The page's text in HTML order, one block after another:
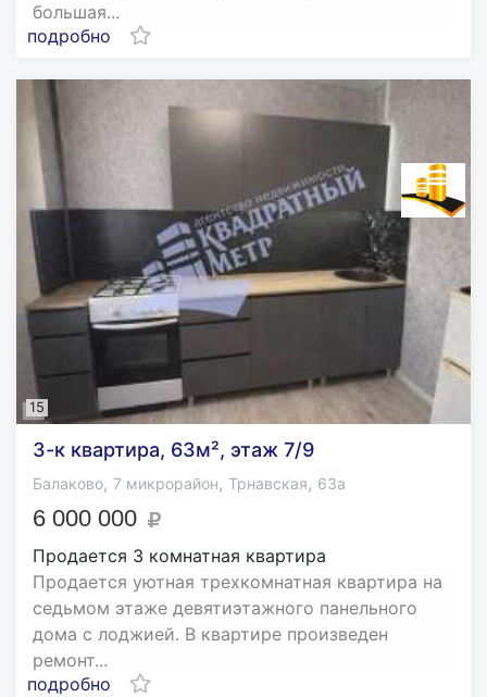
большая...
подробно
15
3-к квартира, 63м², этаж 7/9
Балаково, 7 микрорайон, Трнавская, 63а
6 000 000
Продается 3 комнатная квартира
Продается уютная трехкомнатная квартира на
седьмом этаже девятиэтажного панельного
дома с лоджией. В квартире произведен
ремонт...
подробно